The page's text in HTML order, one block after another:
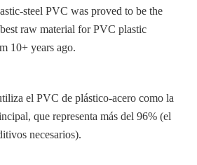
steel PVC was proved to be the
raw material for PVC plastic
10+ years ago.
el PVC de plástico-acero como la
que representa más del 96% (el
necesarios).